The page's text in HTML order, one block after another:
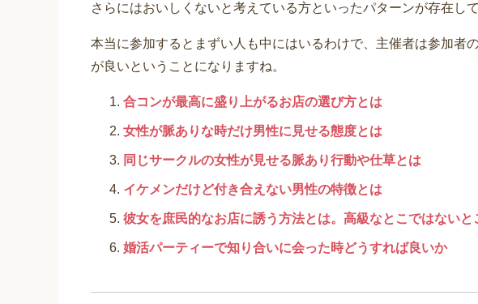
さらにはおいしくないと考えている方といったパターンが存在して
本当に参加するとまずい人も中にはいるわけで、主催者は参加者
が良いということになりますね。
合コンが最高に盛り上がるお店の選び方とは
女性が脈ありな時だけ男性に見せる態度とは
同じサークルの女性が見せる脈あり行動や仕草とは
イケメンだけど付き合えない男性の特徴とは
彼女を庶民的なお店に誘う方法とは。高級なとこではないと
婚活パーティーで知り合いに会った時どうすれば良いか